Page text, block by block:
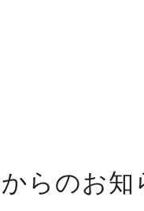
らのお知